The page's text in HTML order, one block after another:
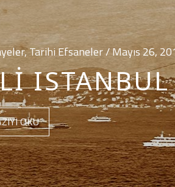
Tarihi Efsaneler / Mayıs 26,
ISTANBUL
OKU